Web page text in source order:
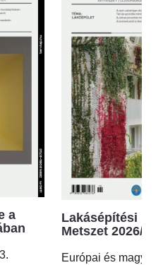
a
Lakásépítési
Metszet 2026/2.
Európai és magyar